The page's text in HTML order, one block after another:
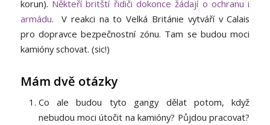
korun). Někteří britští řidiči dokonce žádají o ochranu i
armádu. V reakci na to Velká Británie vytváří v Calais
pro dopravce bezpečnostní zónu. Tam se budou moci
kamióny schovat. (sic!)
Mám dvě otázky
Co ale budou tyto gangy dělat potom, když
nebudou moci útočit na kamióny? Půjdou pracovat?